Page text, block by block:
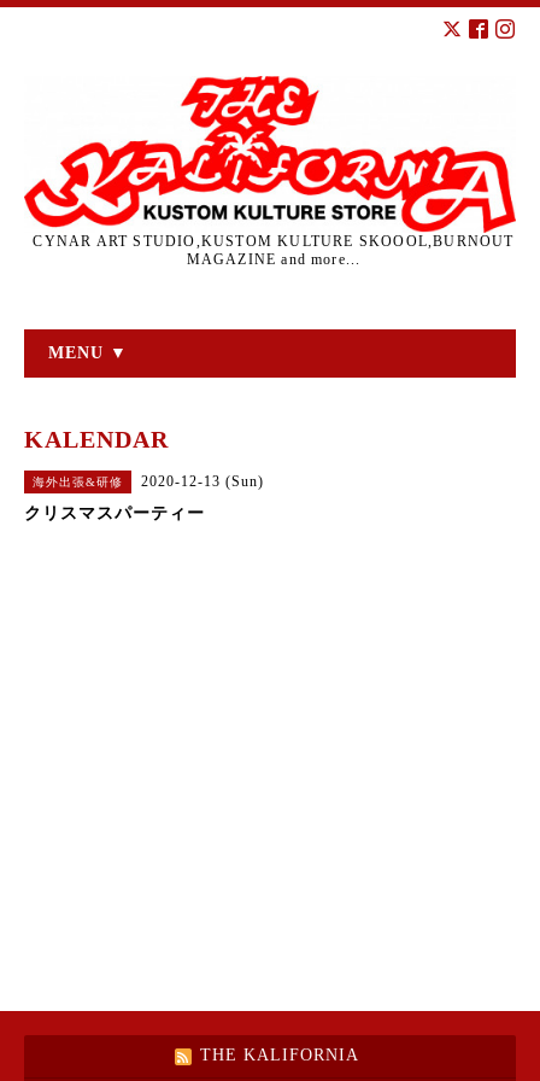
CYNAR ART STUDIO,KUSTOM KULTURE SKOOOL,BURNOUT
MAGAZINE and more...
MENU ▼
KALENDAR
海外出張&研修 2020-12-13 (Sun)
クリスマスパーティー
THE KALIFORNIA